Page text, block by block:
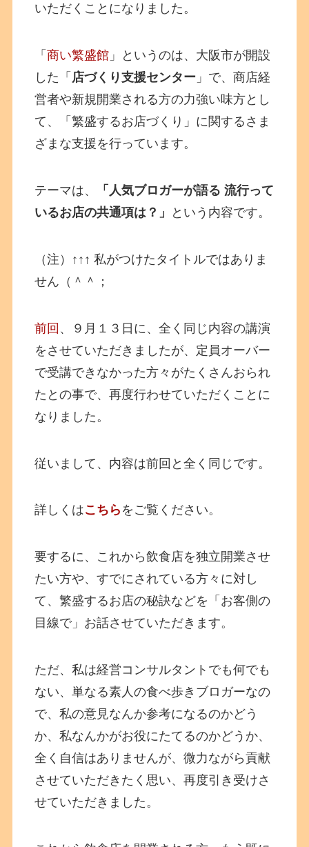
いただくことになりました。
「商い繁盛館 」というのは、大阪市が開設
した「 店づくり支援センター 」で、商店経
営者や新規開業される方の力強い味方とし
て、「繁盛するお店づくり」に関するさま
ざまな支援を行っています。
テーマは、
「人気ブロガーが語る 流行って
いるお店の共通項は？」
という内容です。
（注）↑↑↑ 私がつけたタイトルではありま
せん（＾＾；
前回 、９月１３日に、全く同じ内容の講演
をさせていただきましたが、定員オーバー
で受講できなかった方々がたくさんおられ
たとの事で、再度行わせていただくことに
なりました。
従いまして、内容は前回と全く同じです。
詳しくはこちら をご覧ください。
要するに、これから飲食店を独立開業させ
たい方や、すでにされている方々に対し
て、繁盛するお店の秘訣などを「お客側の
目線で」お話させていただきます。
ただ、私は経営コンサルタントでも何でも
ない、単なる素人の食べ歩きブロガーなの
で、私の意見なんか参考になるのかどう
か、私なんかがお役にたてるのかどうか、
全く自信はありませんが、微力ながら貢献
させていただきたく思い、再度引き受けさ
せていただきました。